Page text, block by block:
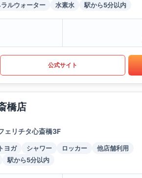
ラルウォーター 水素水 駅から5分以内
公式サイト
橋店
ェリチタ心斎橋3F
ヨガ シャワー ロッカー
他店舗利用
駅から5分以内